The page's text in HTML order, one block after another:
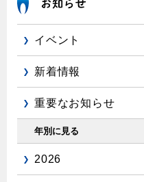
イベント
新着情報
重要なお知らせ
年別に見る
2026